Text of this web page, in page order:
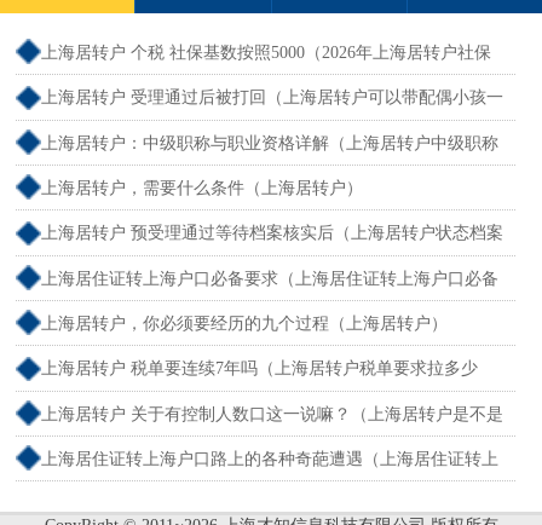
上海居转户 个税 社保基数按照5000（2026年上海居转户社保
基数要求）
上海居转户 受理通过后被打回（上海居转户可以带配偶小孩一
起吗？）
上海居转户：中级职称与职业资格详解（上海居转户中级职称
条件）
上海居转户，需要什么条件（上海居转户）
上海居转户 预受理通过等待档案核实后（上海居转户状态档案
审核完成）
上海居住证转上海户口必备要求（上海居住证转上海户口必备
要求是什么）
上海居转户，你必须要经历的九个过程（上海居转户）
上海居转户 税单要连续7年吗（上海居转户税单要求拉多少
年）
上海居转户 关于有控制人数口这一说嘛？（上海居转户是不是
越来越松了）
上海居住证转上海户口路上的各种奇葩遭遇（上海居住证转上